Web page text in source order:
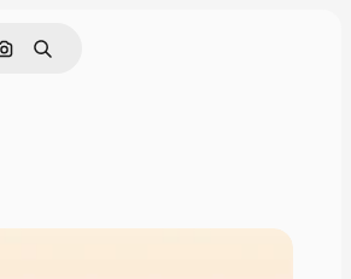
Cerca per immagine
Ricerca